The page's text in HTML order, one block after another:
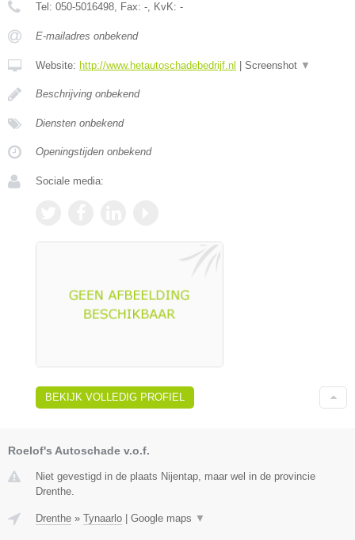
Tel: 050-5016498, Fax: -, KvK: -
E-mailadres onbekend
Website: http://www.hetautoschadebedrijf.nl Screenshot ▼
Beschrijving onbekend
Diensten onbekend
Openingstijden onbekend
Sociale media:
BEKIJK VOLLEDIG PROFIEL
Roelof's Autoschade v.o.f.
Niet gevestigd in de plaats Nijentap, maar wel in de provincie
Drenthe.
Drenthe » Tynaarlo Google maps ▼